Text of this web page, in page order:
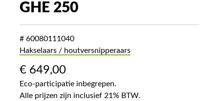
GHE 250
# 60080111040
Hakselaars / houtversnipperaars
€ 649,00
Eco-participatie inbegrepen.
Alle prijzen zijn inclusief 21% BTW.